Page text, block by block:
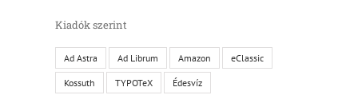
Kiadók szerint
Ad Astra Ad Librum Amazon eClassic
Kossuth TYPOTeX Édesvíz